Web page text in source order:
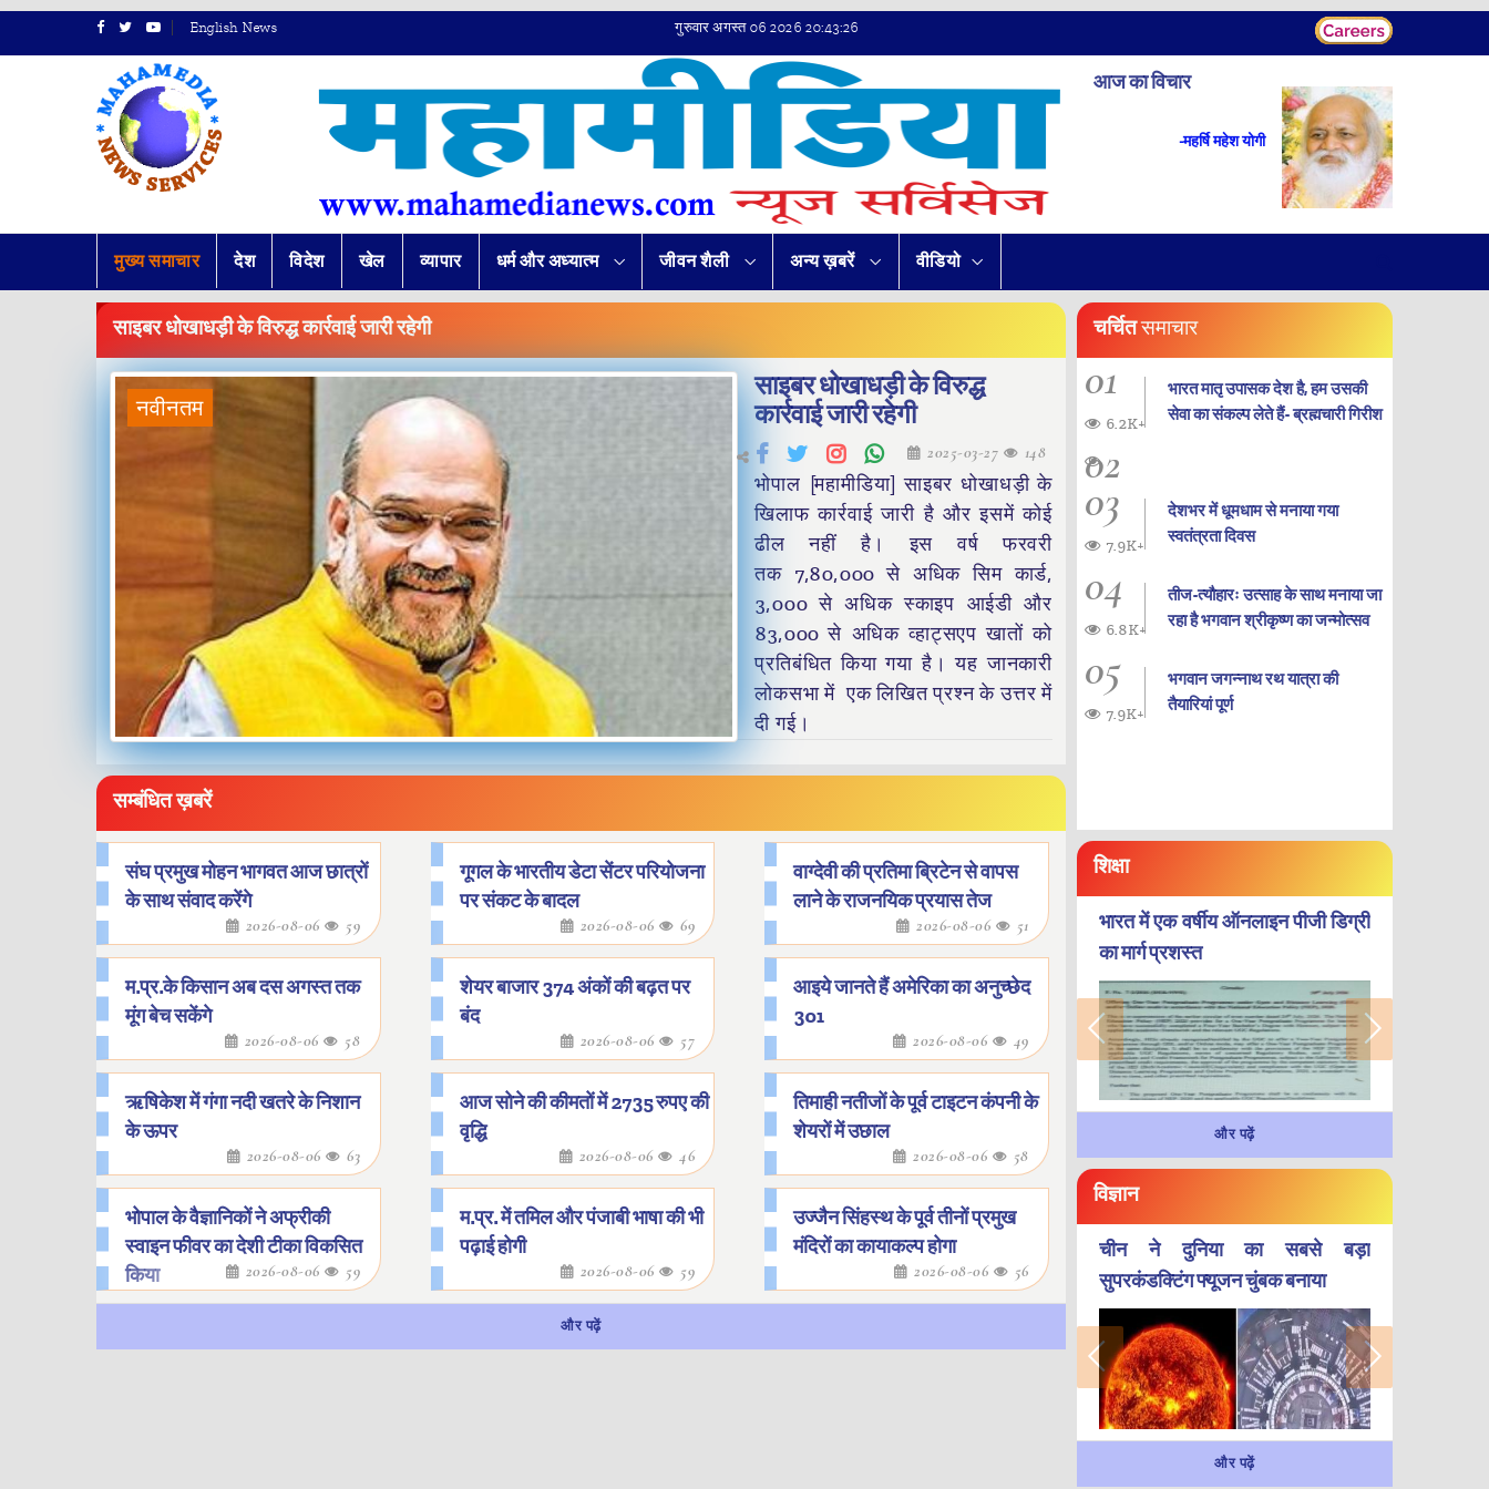
English News गुरुवार अगस्त 06 2026 20:43:27
आज का विचार
-महर्षि महेश योगी
मुख्य समाचार देश विदेश खेल व्यापार धर्म और अध्यात्म जीवन शैली अन्य ख़बरें वीडियो
BREAKINGNEWS
साइबर धोखाधड़ी के विरुद्ध कार्रवाई जारी रहेगी
नवीनतम
साइबर धोखाधड़ी के विरुद्ध
कार्रवाई जारी रहेगी
2025-03-27 148
भोपाल [महामीडिया] साइबर धोखाधड़ी के
खिलाफ कार्रवाई जारी है और इसमें कोई
ढील नहीं है। इस वर्ष फरवरी
तक 7,80,000 से अधिक सिम कार्ड,
3,000 से अधिक स्काइप आईडी और
83,000 से अधिक व्हाट्सएप खातों को
प्रतिबंधित किया गया है। यह जानकारी
लोकसभा में एक लिखित प्रश्न के उत्तर में
दी गई।
सम्बंधित ख़बरें
संघ प्रमुख मोहन भागवत आज छात्रों
के साथ संवाद करेंगे
2026-08-06 59
गूगल के भारतीय डेटा सेंटर परियोजना
पर संकट के बादल
2026-08-06 69
वाग्देवी की प्रतिमा ब्रिटेन से वापस
लाने के राजनयिक प्रयास तेज
2026-08-06 51
म.प्र.के किसान अब दस अगस्त तक
मूंग बेच सकेंगे
2026-08-06 58
शेयर बाजार 374 अंकों की बढ़त पर
बंद
2026-08-06 57
आइये जानते हैं अमेरिका का अनुच्छेद
301
2026-08-06 49
ऋषिकेश में गंगा नदी खतरे के निशान
के ऊपर
2026-08-06 63
आज सोने की कीमतों में 2735 रुपए की
वृद्धि
2026-08-06 46
तिमाही नतीजों के पूर्व टाइटन कंपनी के
शेयरों में उछाल
2026-08-06 58
भोपाल के वैज्ञानिकों ने अफ्रीकी
स्वाइन फीवर का देशी टीका विकसित
किया
2026-08-06 59
म.प्र. में तमिल और पंजाबी भाषा की भी
पढ़ाई होगी
2026-08-06 59
उज्जैन सिंहस्थ के पूर्व तीनों प्रमुख
मंदिरों का कायाकल्प होगा
2026-08-06 56
और पढ़ें
चर्चितसमाचार
01
भारत मातृ उपासक देश है, हम उसकी
सेवा का संकल्प लेते हैं- ब्रह्मचारी गिरीश
6.2K+
02
03
देशभर में धूमधाम से मनाया गया
स्वतंत्रता दिवस
7.9K+
04
तीज-त्यौहारः उत्साह के साथ मनाया जा
रहा है भगवान श्रीकृष्ण का जन्‍मोत्‍सव
6.8K+
05
भगवान जगन्नाथ रथ यात्रा की
तैयारियां पूर्ण
7.9K+
शिक्षा
भारत में एक वर्षीय ऑनलाइन पीजी डिग्री
का मार्ग प्रशस्त
और पढ़ें
विज्ञान
चीन ने दुनिया का सबसे बड़ा
सुपरकंडक्टिंग फ्यूजन चुंबक बनाया
और पढ़ें